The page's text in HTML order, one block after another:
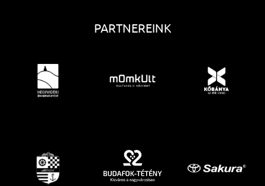
PARTNEREINK